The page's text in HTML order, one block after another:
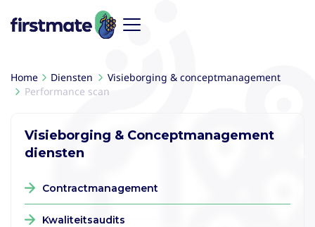
Home Diensten
Visieborging & conceptmanagement
Performance scan
Visieborging & Conceptmanagement
diensten
Contractmanagement
Kwaliteitsaudits